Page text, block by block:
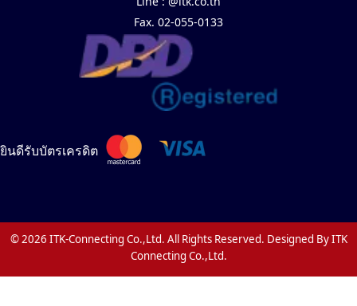
Fax. 02-055-0133
ยินดีรับบัตรเครดิต
© 2026 ITK-Connecting Co.,Ltd. All Rights Reserved. Designed By ITK
Connecting Co.,Ltd.